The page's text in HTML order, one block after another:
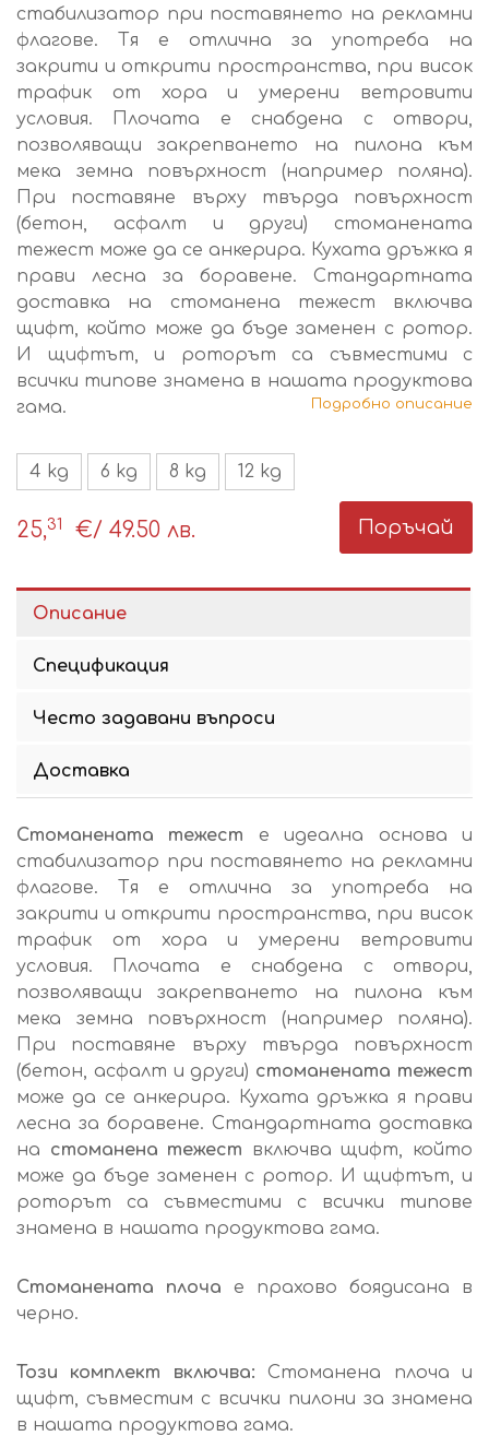
стабилизатор при поставянето на рекламни
флагове. Тя е отлична за употреба на
закрити и открити пространства, при висок
трафик от хора и умерени ветровити
условия. Плочата е снабдена с отвори,
позволяващи закрепването на пилона към
мека земна повърхност (например поляна).
При поставяне върху твърда повърхност
(бетон, асфалт и други) стоманената
тежест може да се анкерира. Кухата дръжка я
прави лесна за боравене. Стандартната
доставка на стоманена тежест включва
щифт, който може да бъде заменен с ротор.
И щифтът, и роторът са съвместими с
всички типове знамена в нашата продуктова
гама.
Подробно описание
4 kg 6 kg 8 kg 12 kg
25,31 €/ 49.50 лв. Поръчай
Описание
Спецификация
Често задавани въпроси
Доставка
Стоманената тежест е идеална основа и
стабилизатор при поставянето на рекламни
флагове. Тя е отлична за употреба на
закрити и открити пространства, при висок
трафик от хора и умерени ветровити
условия. Плочата е снабдена с отвори,
позволяващи закрепването на пилона към
мека земна повърхност (например поляна).
При поставяне върху твърда повърхност
(бетон, асфалт и други) стоманената тежест
може да се анкерира. Кухата дръжка я прави
лесна за боравене. Стандартната доставка
на стоманена тежест включва щифт, който
може да бъде заменен с ротор. И щифтът, и
роторът са съвместими с всички типове
знамена в нашата продуктова гама.
Стоманената плоча е прахово боядисана в
черно.
Този комплект включва: Стоманена плоча и
щифт, съвместим с всички пилони за знамена
в нашата продуктова гама.